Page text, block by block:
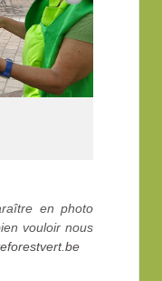
en photo
vouloir nous